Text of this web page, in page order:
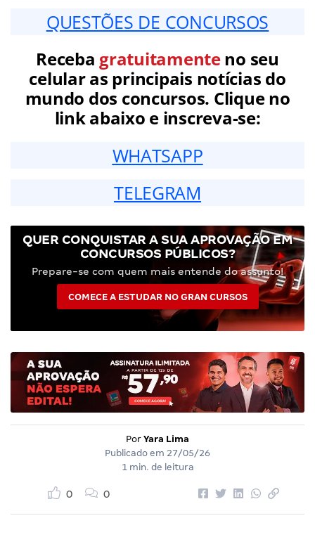
QUESTÕES DE CONCURSOS
Receba gratuitamenteno seu
celular as principais notícias do
mundo dos concursos. Clique no
link abaixo e inscreva-se:
WHATSAPP
TELEGRAM
QUER CONQUISTAR A SUA APROVAÇÃO EM
CONCURSOS PÚBLICOS?
Prepare-se com quem mais entende do assunto!
COMECE A ESTUDAR NO GRAN CURSOS
Por Yara Lima
Publicado em 27/05/26
1 min. de leitura
0 0